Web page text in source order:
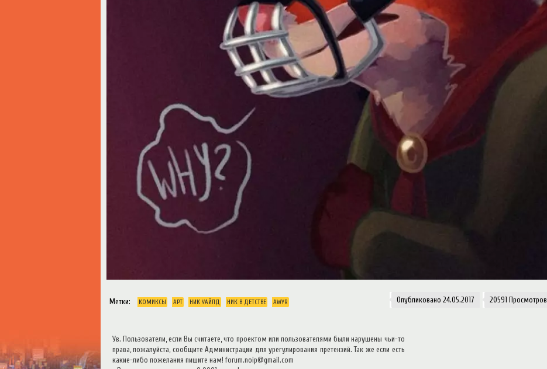
Опубликовано 24.05.2017 20591 Просмотро
Метки: КОМИКСЫ АРТ НИК УАЙЛД НИК В ДЕТСТВЕ AWYR
Ув. Пользователи, если Вы считаете, что проектом или пользователями были нарушены чьи-то
права, пожалуйста, сообщите Администрации для урегулирования претензий. Так же если есть
какие-либо пожелания пишите нам! forum.noip@gmail.com